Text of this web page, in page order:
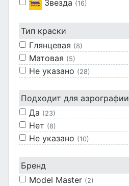
Звезда (16)
Тип краски
Глянцевая (8)
Матовая (5)
Не указано (28)
Подходит для аэрографии
Да (23)
Нет (8)
Не указано (10)
Бренд
Model Master (2)